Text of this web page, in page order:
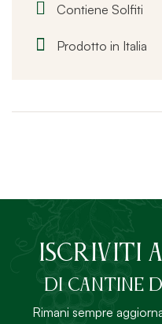
Contiene Solfiti
Prodotto in Italia
ISCRIVITI
DI Cantine
Rimani sempre